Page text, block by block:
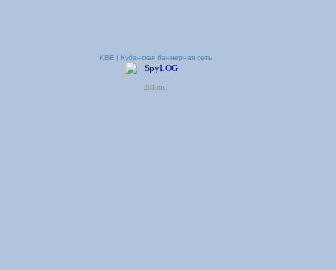
KBE | Кубанская баннерная сеть
203 ms.